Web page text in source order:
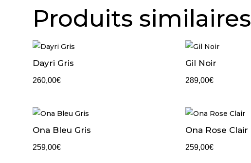
Produits similaires
Dayri Gris
260,00€
Gil Noir
289,00€
Ona Bleu Gris
259,00€
Ona Rose Clair
259,00€